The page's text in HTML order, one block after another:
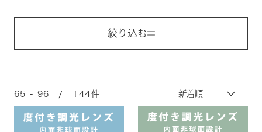
絞り込む
65 - 96 / 144件